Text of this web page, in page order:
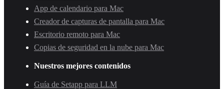
App de calendario para Mac
Creador de capturas de pantalla para Mac
Escritorio remoto para Mac
Copias de seguridad en la nube para Mac
Nuestros mejores contenidos
Guía de Setapp para LLM